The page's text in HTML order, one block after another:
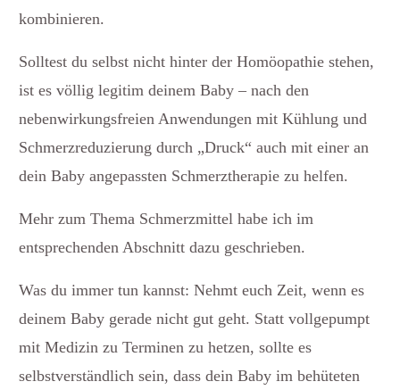
kombinieren.
Solltest du selbst nicht hinter der Homöopathie stehen,
ist es völlig legitim deinem Baby – nach den
nebenwirkungsfreien Anwendungen mit Kühlung und
Schmerzreduzierung durch „Druck“ auch mit einer an
dein Baby angepassten Schmerztherapie zu helfen.
Mehr zum Thema Schmerzmittel habe ich im
entsprechenden Abschnitt dazu geschrieben.
Was du immer tun kannst: Nehmt euch Zeit, wenn es
deinem Baby gerade nicht gut geht. Statt vollgepumpt
mit Medizin zu Terminen zu hetzen, sollte es
selbstverständlich sein, dass dein Baby im behüteten